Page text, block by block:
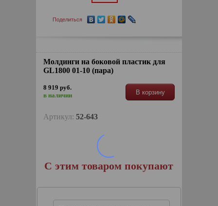
Поделиться
Молдинги на боковой пластик для
GL1800 01-10 (пара)
8 919 руб.
в наличии
В корзину
Артикул: 52-643
С этим товаром покупают